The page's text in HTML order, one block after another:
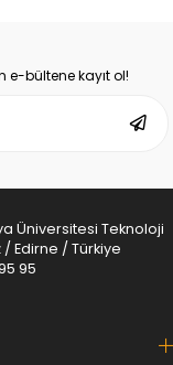
e-bültene kayıt ol!
Üniversitesi Teknoloji
Edirne / Türkiye
95